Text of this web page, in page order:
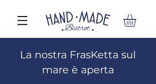
La nostra FrasKetta sul
mare è aperta